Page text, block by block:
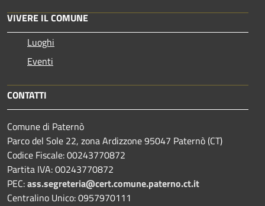
VIVERE IL COMUNE
Luoghi
Eventi
CONTATTI
Comune di Paternò
Parco del Sole 22, zona Ardizzone 95047 Paternò (CT)
Codice Fiscale: 00243770872
Partita IVA: 00243770872
PEC:ass.segreteria@cert.comune.paterno.ct.it
Centralino Unico: 0957970111